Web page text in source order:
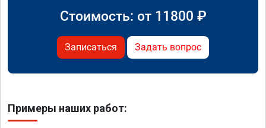
Стоимость: от 11800 ₽
Записаться Задать вопрос
Примеры наших работ: